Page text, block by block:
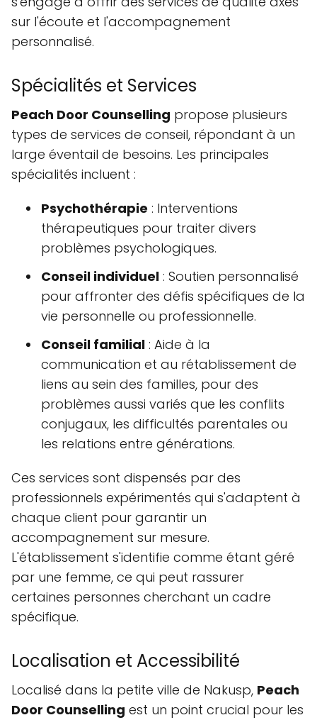
sur l'écoute et l'accompagnement
personnalisé.
Spécialités et Services
Peach Door Counselling propose plusieurs
types de services de conseil, répondant à un
large éventail de besoins. Les principales
spécialités incluent :
Psychothérapie : Interventions
thérapeutiques pour traiter divers
problèmes psychologiques.
Conseil individuel : Soutien personnalisé
pour affronter des défis spécifiques de la
vie personnelle ou professionnelle.
Conseil familial : Aide à la
communication et au rétablissement de
liens au sein des familles, pour des
problèmes aussi variés que les conflits
conjugaux, les difficultés parentales ou
les relations entre générations.
Ces services sont dispensés par des
professionnels expérimentés qui s'adaptent à
chaque client pour garantir un
accompagnement sur mesure.
L'établissement s'identifie comme étant géré
par une femme, ce qui peut rassurer
certaines personnes cherchant un cadre
spécifique.
Localisation et Accessibilité
Localisé dans la petite ville de Nakusp, Peach
Door Counselling est un point crucial pour les